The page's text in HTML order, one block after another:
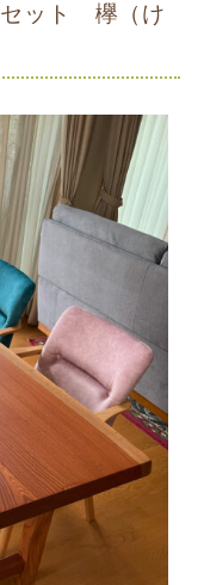
セット 欅（け